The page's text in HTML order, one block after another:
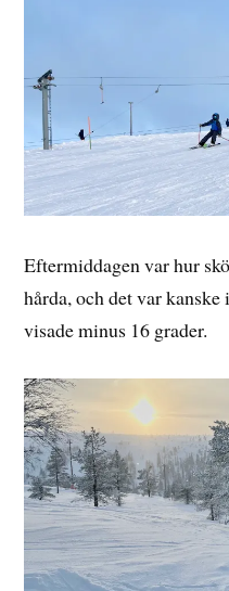
Eftermiddagen var hur
hårda, och det var
visade minus 16 grader.